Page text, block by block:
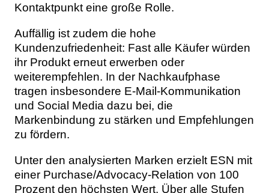
Kontaktpunkt eine große Rolle.
Auffällig ist zudem die hohe
Kundenzufriedenheit: Fast alle Käufer würden
ihr Produkt erneut erwerben oder
weiterempfehlen. In der Nachkaufphase
tragen insbesondere E-Mail-Kommunikation
und Social Media dazu bei, die
Markenbindung zu stärken und Empfehlungen
zu fördern.
Unter den analysierten Marken erzielt ESN mit
einer Purchase/Advocacy-Relation von 100
Prozent den höchsten Wert. Über alle Stufen